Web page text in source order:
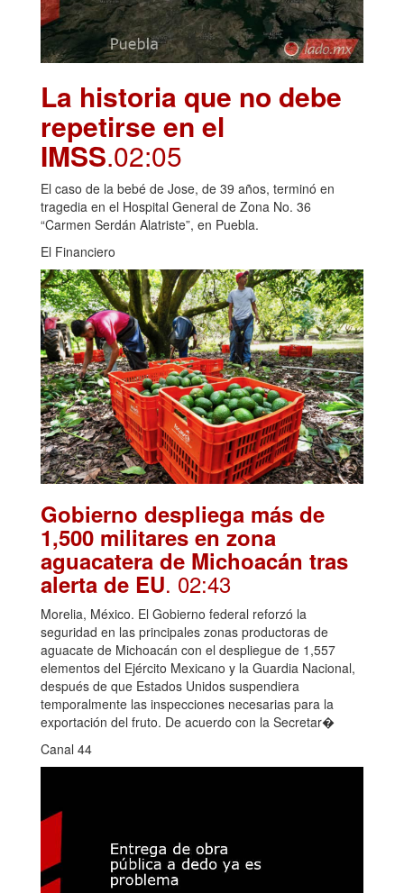
La historia que no debe
repetirse en el
IMSS.02:05
El caso de la bebé de Jose, de 39 años, terminó en
tragedia en el Hospital General de Zona No. 36
“Carmen Serdán Alatriste”, en Puebla.
El Financiero
Gobierno despliega más de
1,500 militares en zona
aguacatera de Michoacán tras
alerta de EU. 02:43
Morelia, México. El Gobierno federal reforzó la
seguridad en las principales zonas productoras de
aguacate de Michoacán con el despliegue de 1,557
elementos del Ejército Mexicano y la Guardia Nacional,
después de que Estados Unidos suspendiera
temporalmente las inspecciones necesarias para la
exportación del fruto. De acuerdo con la Secretar�
Canal 44